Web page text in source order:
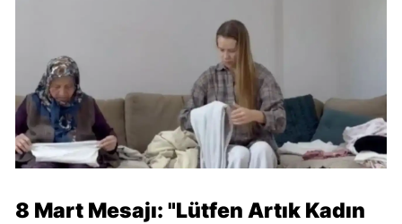
8 Mart Mesajı: "Lütfen Artık Kadın